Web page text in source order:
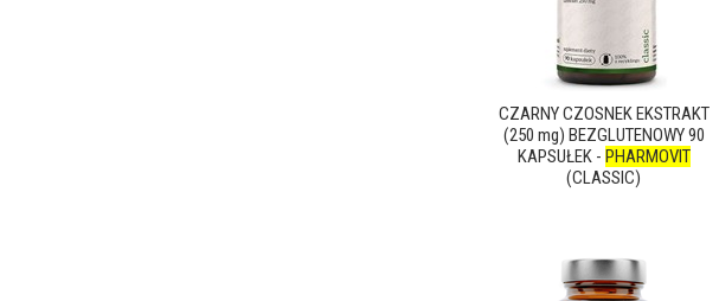
CZARNY CZOSNEK EKSTRAKT
(250 mg) BEZGLUTENOWY 90
KAPSUŁEK - PHARMOVIT
(CLASSIC)